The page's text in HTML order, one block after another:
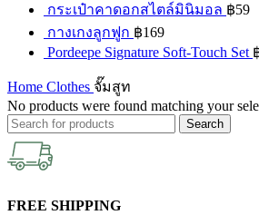
กระเป๋าคาดอกสไตล์มินิมอล ฿59
กางเกงลูกฟูก ฿169
Pordeepe Signature Soft-Touch Set
Home Clothes จั๊มสูท
No products were found matching your
Search
FREE SHIPPING